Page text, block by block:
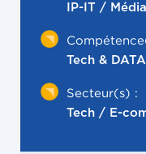
IP-IT / Média
Tech & DATA
Secteur(s) :
Tech / E-